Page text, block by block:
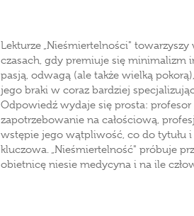
Lekturze „Nieśmiertelności"
czasach, gdy premiuje się minimalizm
pasją, odwagą (ale także wielką
jego braki w coraz bardziej
Odpowiedź wydaje się prosta: profesor
zapotrzebowanie na całościową,
wstępie jego wątpliwość, co do tytułu i
kluczowa. „Nieśmiertelność" próbuje
obietnicę niesie medycyna i na ile